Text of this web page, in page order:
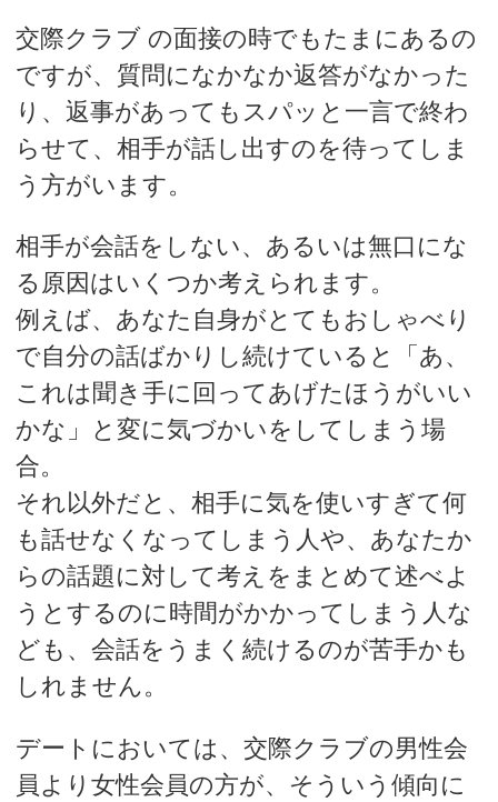
交際クラブ の面接の時でもたまにあるの
ですが、質問になかなか返答がなかった
り、返事があってもスパッと一言で終わ
らせて、相手が話し出すのを待ってしま
う方がいます。
相手が会話をしない、あるいは無口にな
る原因はいくつか考えられます。
例えば、あなた自身がとてもおしゃべり
で自分の話ばかりし続けていると「あ、
これは聞き手に回ってあげたほうがいい
かな」と変に気づかいをしてしまう場
合。
それ以外だと、相手に気を使いすぎて何
も話せなくなってしまう人や、あなたか
らの話題に対して考えをまとめて述べよ
うとするのに時間がかかってしまう人な
ども、会話をうまく続けるのが苦手かも
しれません。
デートにおいては、交際クラブの男性会
員より女性会員の方が、そういう傾向に